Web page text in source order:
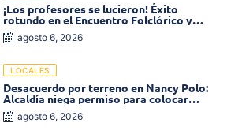
¡Los profesores se lucieron! Éxito
rotundo en el Encuentro Folclórico y
Cultural del Magisterio 2026 en Ciénaga
agosto 6, 2026
LOCALES
Desacuerdo por terreno en Nancy Polo:
Alcaldía niega permiso para colocar
venta de comidas
agosto 6, 2026